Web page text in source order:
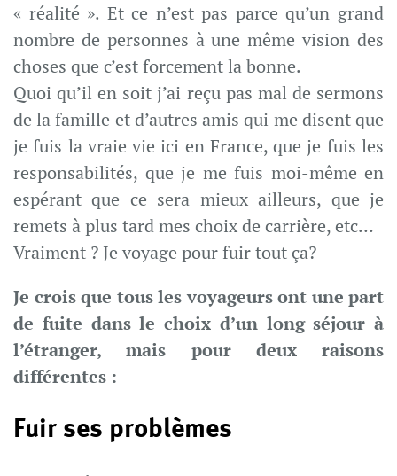
« réalité ». Et ce n’est pas parce qu’un grand
nombre de personnes à une même vision des
choses que c’est forcement la bonne.
Quoi qu’il en soit j’ai reçu pas mal de sermons
de la famille et d’autres amis qui me disent que
je fuis la vraie vie ici en France, que je fuis les
responsabilités, que je me fuis moi-même en
espérant que ce sera mieux ailleurs, que je
remets à plus tard mes choix de carrière, etc…
Vraiment ? Je voyage pour fuir tout ça?
Je crois que tous les voyageurs ont une part
de fuite dans le choix d’un long séjour à
l’étranger, mais pour deux raisons
différentes :
Fuir ses problèmes